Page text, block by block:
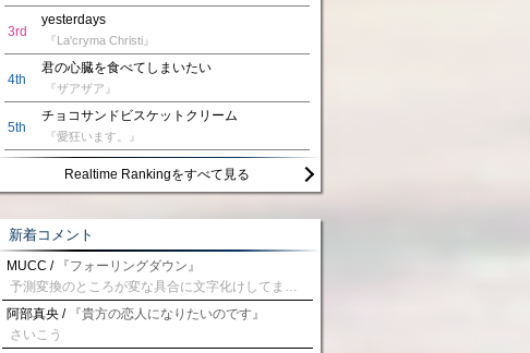
3rd
yesterdays
『La'cryma Christi』
4th
君の心臓を食べてしまいたい
『ザアザア』
5th
チョコサンドビスケットクリーム
『愛狂います。』
Realtime Rankingをすべて見る
新着コメント
MUCC / 『フォーリングダウン』
阿部真央 / 『貴方の恋人になりたいのです』
さいこう